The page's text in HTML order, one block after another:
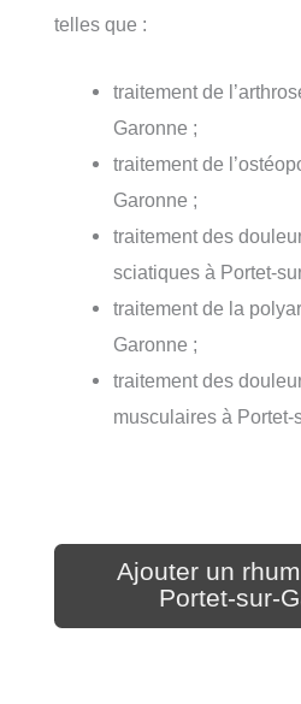
telles que :
traitement de
Garonne ;
traitement de
Garonne ;
traitement des
sciatiques à Portet-
traitement de la
Garonne ;
traitement des
musculaires à Portet-
Ajouter un
Portet-sur-